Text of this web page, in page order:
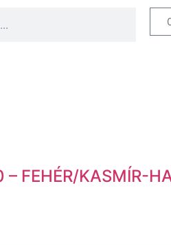
FEHÉR/KASMÍR-